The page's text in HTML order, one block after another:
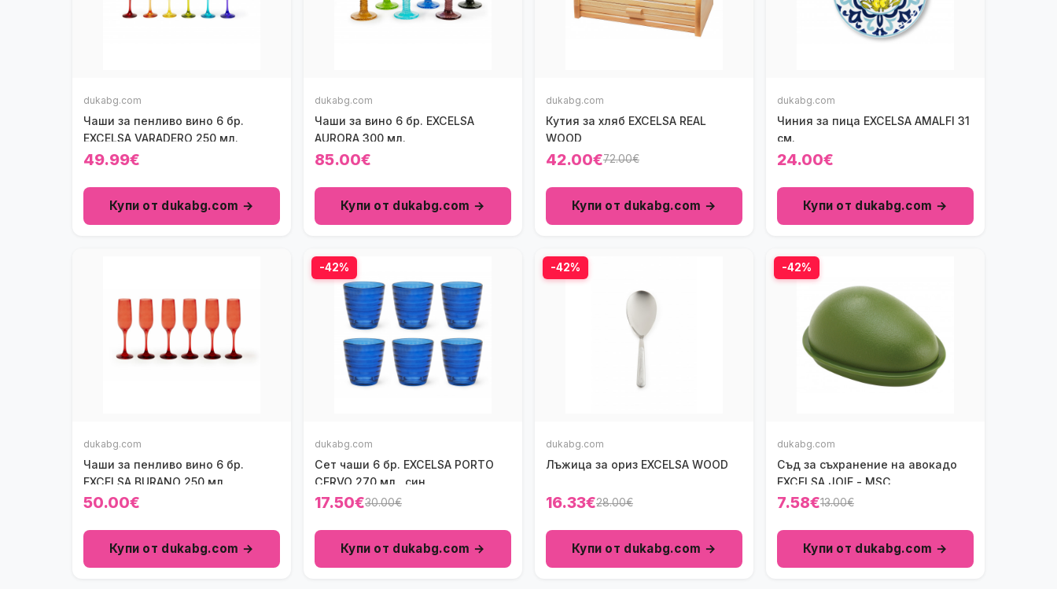
dukabg.com
Чаши за пенливо вино 6 бр.
EXCELSA VARADERO 250 мл.
49.99€
Купи от dukabg.com →
dukabg.com
Чаши за вино 6 бр. EXCELSA
AURORA 300 мл.
85.00€
Купи от dukabg.com →
dukabg.com
Кутия за хляб EXCELSA REAL
WOOD
42.00€72.00€
Купи от dukabg.com →
dukabg.com
Чиния за пица EXCELSA AMALFI 31
см.
24.00€
Купи от dukabg.com →
dukabg.com
Чаши за пенливо вино 6 бр.
EXCELSA BURANO 250 мл.
50.00€
Купи от dukabg.com →
-42%
dukabg.com
Сет чаши 6 бр. EXCELSA PORTO
CERVO 270 мл., син
17.50€30.00€
Купи от dukabg.com →
-42%
dukabg.com
Лъжица за ориз EXCELSA WOOD
16.33€28.00€
Купи от dukabg.com →
-42%
dukabg.com
Съд за съхранение на авокадо
EXCELSA JOIE - MSC
7.58€13.00€
Купи от dukabg.com →